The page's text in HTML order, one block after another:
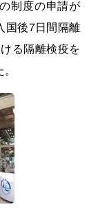
制度の申請が
国後7日間隔離
る隔離検疫を